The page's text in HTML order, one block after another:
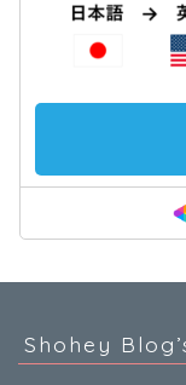
Shohey